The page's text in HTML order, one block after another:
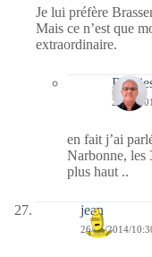
Je lui préfère
Mais ce n’est que
extraordinaire.
27/11/
en fait j’ai
Narbonne, les
plus haut ..
jean
26/11/2014/